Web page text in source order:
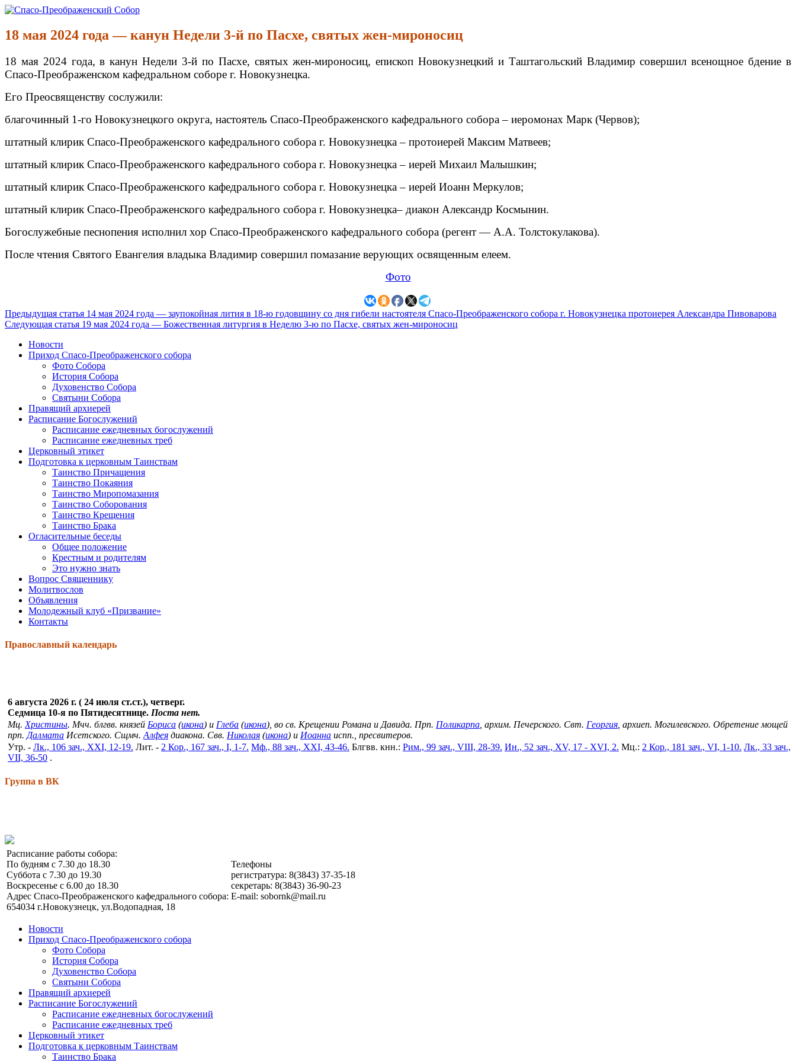
Перейти
содержимому
Спасо-Преображенский Собор
Спасо-Преображенский кафедральный Собор Новокузнецк
18 мая 2024 года — канун Недели 3-й по Пасхе, святых жен-мироносиц
18 мая 2024 года, в канун Недели 3-й по Пасхе, святых жен-мироносиц, епископ Новокузнецкий и Таштагольский Владимир совершил всенощное бдение в
Спасо-Преображенском кафедральном соборе г. Новокузнецка.
Его Преосвященству сослужили:
благочинный 1-го Новокузнецкого округа, настоятель Спасо-Преображенского кафедрального собора – иеромонах Марк (Червов);
штатный клирик Спасо-Преображенского кафедрального собора г. Новокузнецка – протоиерей Максим Матвеев;
штатный клирик Спасо-Преображенского кафедрального собора г. Новокузнецка – иерей Михаил Малышкин;
штатный клирик Спасо-Преображенского кафедрального собора г. Новокузнецка – иерей Иоанн Меркулов;
штатный клирик Спасо-Преображенского кафедрального собора г. Новокузнецка– диакон Александр Космынин.
Богослужебные песнопения исполнил хор Спасо-Преображенского кафедрального собора (регент — А.А. Толстокулакова).
После чтения Святого Евангелия владыка Владимир совершил помазание верующих освященным елеем.
Фото
Продолжить
чтение
Предыдущая статья 14 мая 2024 года — заупокойная лития в 18-ю годовщину со дня гибели настоятеля Спасо-Преображенского собора г. Новокузнецка протоиерея Александра Пивоварова
Следующая статья 19 мая 2024 года — Божественная литургия в Неделю 3-ю по Пасхе, святых жен-мироносиц
Новости
Приход Спасо-Преображенского собора
Фото Собора
История Собора
Духовенство Собора
Святыни Собора
Правящий архиерей
Расписание Богослужений
Расписание ежедневных богослужений
Расписание ежедневных треб
Церковный этикет
Подготовка к церковным Таинствам
Таинство Причащения
Таинство Покаяния
Таинство Миропомазания
Таинство Соборования
Таинство Крещения
Таинство Брака
Огласительные беседы
Общее положение
Крестным и родителям
Это нужно знать
Вопрос Священнику
Молитвослов
Объявления
Молодежный клуб «Призвание»
Контакты
Православный календарь
6 августа 2026 г. ( 24 июля ст.ст.), четверг.
Седмица 10-я по Пятидесятнице. Поста нет.
Мц. Христины. Мчч. блгвв. князей Бориса (икона) и Глеба (икона), во св. Крещении Романа и Давида. Прп. Поликарпа , архим. Печерского. Свт. Георгия , архиеп. Могилевского. Обретение мощей
прп. Далмата Исетского. Сщмч. Алфея диакона. Свв. Николая (икона) и Иоанна испп., пресвитеров.
Утр. - Лк., 106 зач., XXI, 12-19. Лит. - 2 Кор., 167 зач., I, 1-7. Мф., 88 зач., XXI, 43-46. Блгвв. кнн.: Рим., 99 зач., VIII, 28-39. Ин., 52 зач., XV, 17 - XVI, 2. Мц.: 2 Кор., 181 зач., VI, 1-10. Лк., 33 зач.,
VII, 36-50 .
Группа в ВК
Расписание работы собора:
По будням с 7.30 до 18.30
Суббота с 7.30 до 19.30
Воскресенье с 6.00 до 18.30
Адрес Спасо-Преображенского кафедрального собора:
654034 г.Новокузнецк, ул.Водопадная, 18
Телефоны
регистратура: 8(3843) 37-35-18
секретарь: 8(3843) 36-90-23
E-mail: sobornk@mail.ru
Новости
Приход Спасо-Преображенского собора
Фото Собора
История Собора
Духовенство Собора
Святыни Собора
Правящий архиерей
Расписание Богослужений
Расписание ежедневных богослужений
Расписание ежедневных треб
Церковный этикет
Подготовка к церковным Таинствам
Таинство Брака